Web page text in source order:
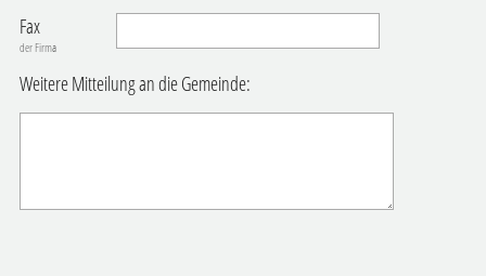
Fax
der Firma
Weitere Mitteilung an die Gemeinde: